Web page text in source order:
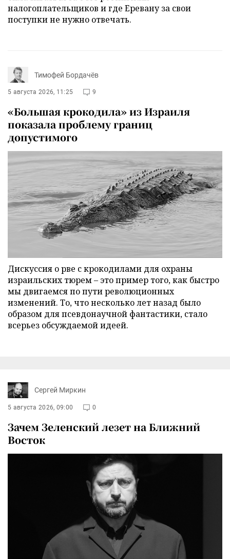
налогоплательщиков и где Еревану за свои
поступки не нужно отвечать.
Тимофей Бордачёв
5 августа 2026, 11:25 9
«Большая крокодила» из Израиля
показала проблему границ
допустимого
Дискуссия о рве с крокодилами для охраны
израильских тюрем – это пример того, как быстро
мы двигаемся по пути революционных
изменений. То, что несколько лет назад было
образом для псевдонаучной фантастики, стало
всерьез обсуждаемой идеей.
Сергей Миркин
5 августа 2026, 09:00 0
Зачем Зеленский лезет на Ближний
Восток